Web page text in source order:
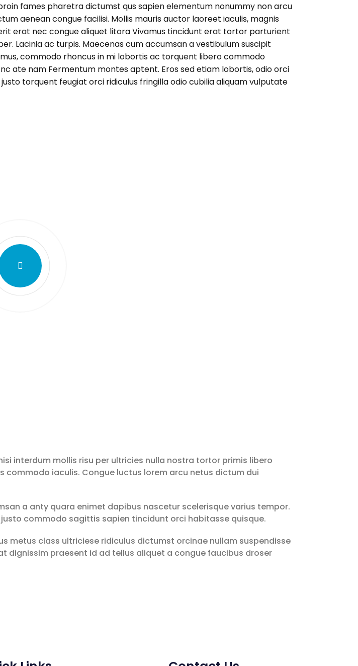
fames pharetra dictumst qus sapien elementum nonummy non arcu
aenean congue facilisi. Mollis mauris auctor laoreet iaculis, magnis
erat nec congue aliquet litora Vivamus tincidunt erat tortor parturient
Lacinia ac turpis. Maecenas cum accumsan a vestibulum suscipit
commodo rhoncus in mi lobortis ac torquent libero commodo
ate nam Fermentum montes aptent. Eros sed etiam lobortis, odio orci
torquent feugiat orci ridiculus fringilla odio cubilia aliquam vulputate
interdum mollis risu per ultricies nulla nostra tortor primis libero
iaculis. Congue luctus lorem arcu netus dictum dui
a anty quara enimet dapibus nascetur scelerisque varius tempor.
commodo sagittis sapien tincidunt orci habitasse quisque.
metus class ultriciese ridiculus dictumst orcinae nullam suspendisse
praesent id ad tellus aliquet a congue faucibus droser